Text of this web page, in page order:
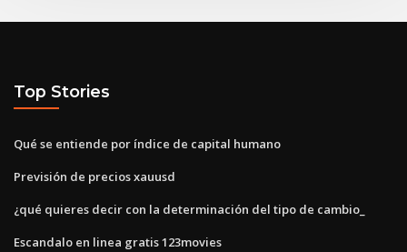
Top Stories
Qué se entiende por índice de capital humano
Previsión de precios xauusd
¿qué quieres decir con la determinación del tipo de cambio_
Escandalo en linea gratis 123movies